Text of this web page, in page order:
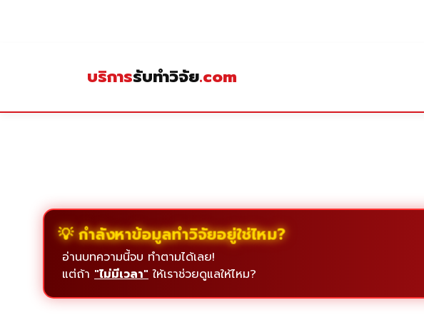
บริการรับทำวิจัย.com
💡 กำลังหาข้อมูลทำวิจัยอยู่ใช่ไหม?
อ่านบทความนี้จบ ทำตามได้เลย!
แต่ถ้า "ไม่มีเวลา" ให้เราช่วยดูแลให้ไหม?